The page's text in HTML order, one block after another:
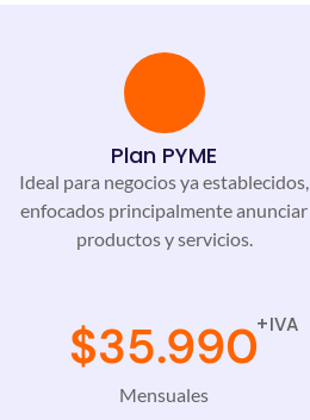
Plan PYME
Ideal para negocios ya establecidos,
enfocados principalmente anunciar
productos y servicios.
+IVA
$35.990
Mensuales